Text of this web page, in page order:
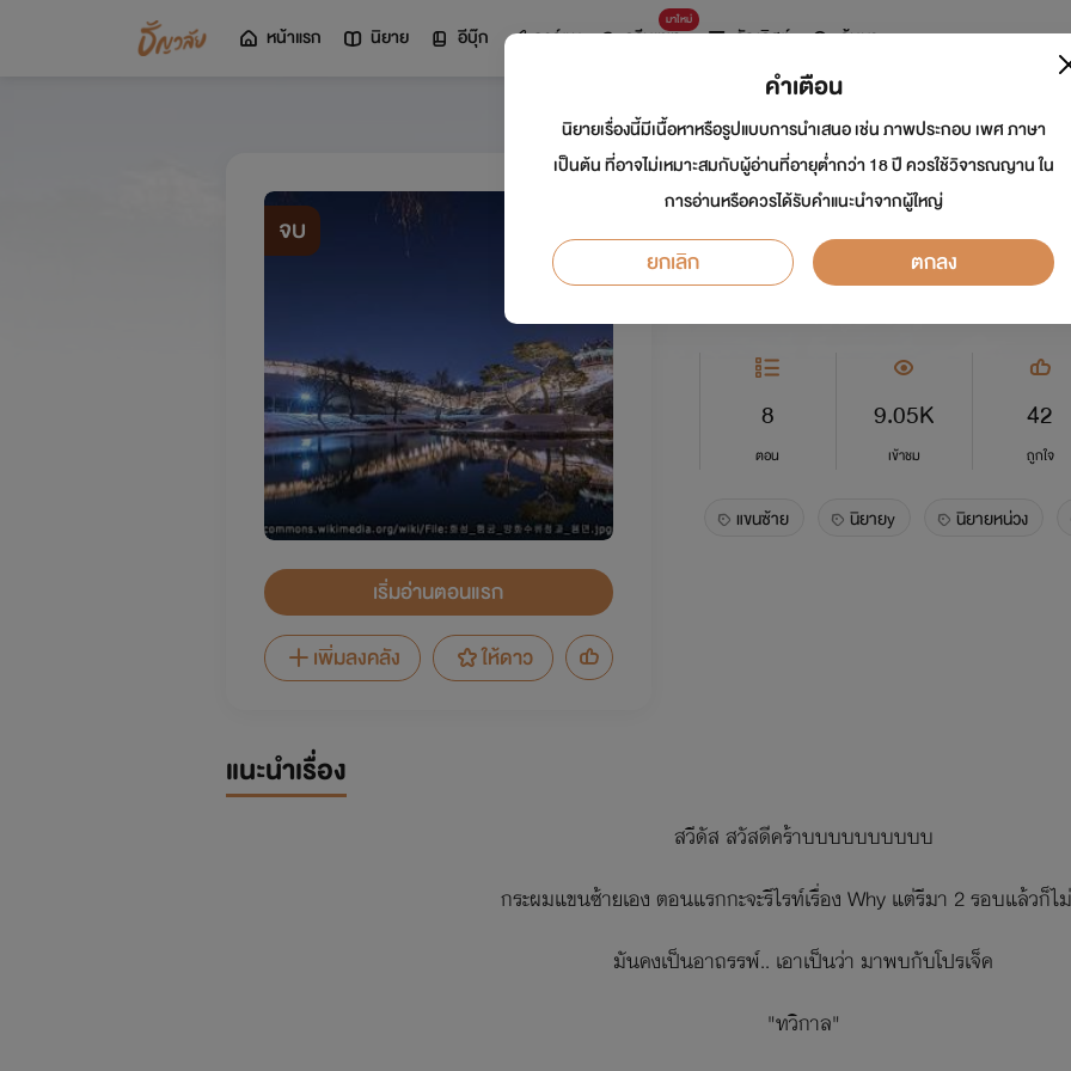
หน้าแรก นิยาย อีบุ๊ก การ์ตูน
มาใหม่
ดรีมแชท ธัญลิสต์ ค้นหา
จบ
เริ่มอ่านตอนแรก
เพิ่มลงคลัง
ให้ดาว
[END] รัตติกาลภูธ
นักเขียน:kheansay
Y
8
ตอน
9.05K
เข้าชม
42
ถูกใจ
แขนซ้าย นิยายy นิยายหน่วง
แนะนำเรื่อง
สวีดัส สวัสดีคร้าบบบบบบบบบบ
กระผมแขนซ้ายเอง ตอนแรกกะจะรีไรท์เรื่อง Why แต่รีมา 2 รอบแล้วก็ไ
มันคงเป็นอาถรรพ์.. เอาเป็นว่า มาพบกับโปรเจ็ค
"ทวิกาล"
คำเตือน
นิยายเรื่องนี้มีเนื้อหาหรือรูปแบบการนำเสนอ เช่น ภาพประกอบ เพศ ภาษา
เป็นต้น ที่อาจไม่เหมาะสมกับผู้อ่านที่อายุต่ำกว่า 18 ปี ควรใช้วิจารณญาน ใน
การอ่านหรือควรได้รับคำแนะนำจากผู้ใหญ่
ยกเลิก ตกลง